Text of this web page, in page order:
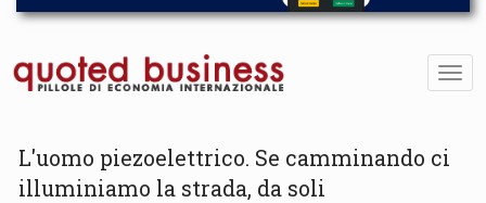
L'uomo piezoelettrico. Se camminando ci
illuminiamo la strada, da soli